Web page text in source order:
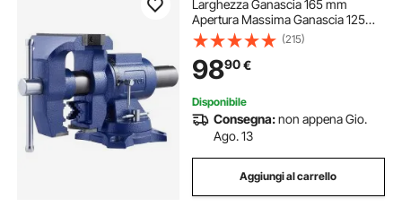
Larghezza Ganascia 165 mm
Apertura Massima Ganascia 125
mm, Morsa in Ferro Duttile con
Incudine, Testa Base Girevole a
360°, per Riparazione Tubi
Lavorazione Metalli
(215)
9890€
Disponibile
Consegna:non appena Gio.
Ago. 13
Aggiungi al carrello